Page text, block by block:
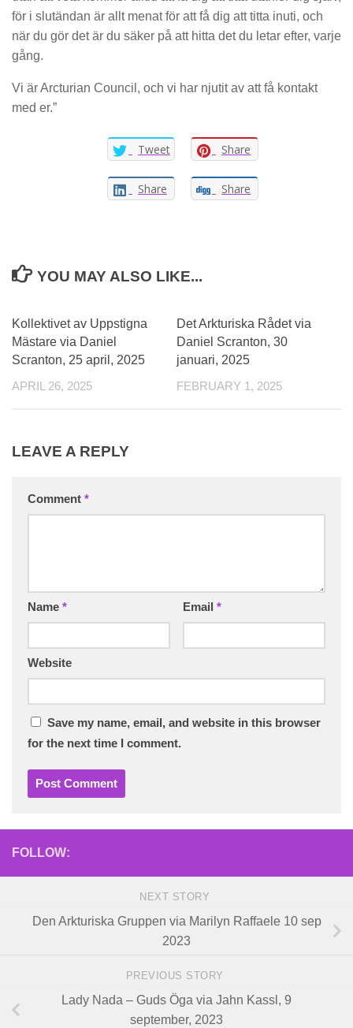
för i slutändan är allt menat för att få dig att titta inuti, och
när du gör det är du säker på att hitta det du letar efter, varje
gång.
Vi är Arcturian Council, och vi har njutit av att få kontakt
med er.”
Tweet Share
Share Share
YOU MAY ALSO LIKE...
Kollektivet av Uppstigna
Mästare via Daniel
Scranton, 25 april, 2025
APRIL 26, 2025
Det Arkturiska Rådet via
Daniel Scranton, 30
januari, 2025
FEBRUARY 1, 2025
LEAVE A REPLY
Comment *
Name * Email *
Website
Save my name, email, and website in this browser
for the next time I comment.
FOLLOW:
NEXT STORY
Den Arkturiska Gruppen via Marilyn Raffaele 10 sep
2023
PREVIOUS STORY
Lady Nada – Guds Öga via Jahn Kassl, 9
september, 2023